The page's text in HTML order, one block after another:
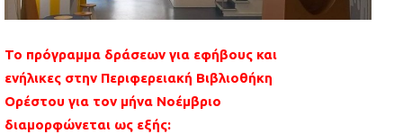
Το πρόγραμμα δράσεων για εφήβους και
ενήλικες στην Περιφερειακή Βιβλιοθήκη
Ορέστου για τον μήνα Νοέμβριο
διαμορφώνεται ως εξής: